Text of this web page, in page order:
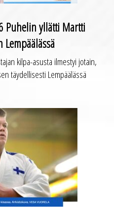
Puhelin yllätti Martti
kilpa-asusta ilmestyi jotain,
täydellisesti Lempäälässä